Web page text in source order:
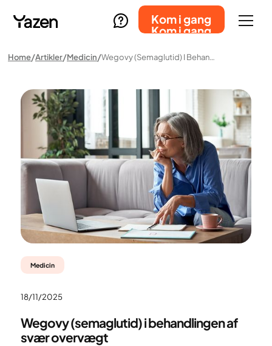
Kom i gang
Kom i gang
Home Artikler Medicin Wegovy (semaglutid) I Behandlingen Af Svær Overvægt
Medicin
18/11/2025
Wegovy (semaglutid) i behandlingen af
svær overvægt